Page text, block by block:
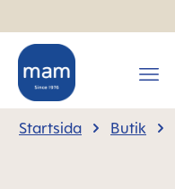
Startsida Butik